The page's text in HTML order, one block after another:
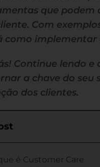
que
Com
como
Continue lendo
a chave do seu
dos clientes.
é Customer Care